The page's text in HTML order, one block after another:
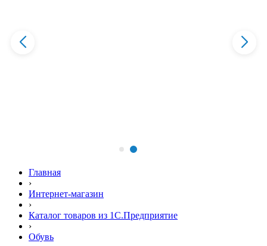
Главная
›
Интернет-магазин
›
Каталог товаров из 1С.Предприятие
›
Обувь